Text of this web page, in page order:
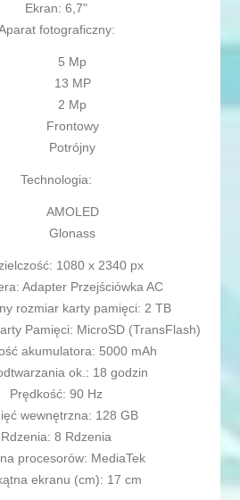
Ekran: 6,7"
fotograficzny:
5 Mp
13 MP
2 Mp
Frontowy
Potrójny
Technologia:
AMOLED
Glonass
1080 x 2340 px
Adapter Przejściówka AC
rozmiar karty pamięci: 2 TB
Pamięci: MicroSD (TransFlash)
akumulatora: 5000 mAh
ok.: 18 godzin
Prędkość: 90 Hz
wewnętrzna: 128 GB
Rdzenia: 8 Rdzenia
procesorów: MediaTek
ekranu (cm): 17 cm